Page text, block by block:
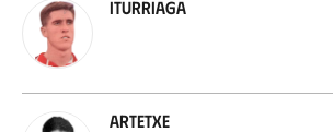
Iturriaga
Artetxe